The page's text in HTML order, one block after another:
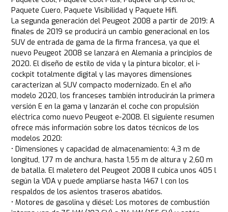
Paquete Cuero, Paquete Visibilidad y Paquete Hifi.
La segunda generación del Peugeot 2008 a partir de 2019: A
finales de 2019 se producirá un cambio generacional en los
SUV de entrada de gama de la firma francesa, ya que el
nuevo Peugeot 2008 se lanzará en Alemania a principios de
2020. El diseño de estilo de vida y la pintura bicolor, el i-
cockpit totalmente digital y las mayores dimensiones
caracterizan al SUV compacto modernizado. En el año
modelo 2020, los franceses también introducirán la primera
versión E en la gama y lanzarán el coche con propulsión
eléctrica como nuevo Peugeot e-2008. El siguiente resumen
ofrece más información sobre los datos técnicos de los
modelos 2020:
• Dimensiones y capacidad de almacenamiento: 4,3 m de
longitud, 1,77 m de anchura, hasta 1,55 m de altura y 2,60 m
de batalla. El maletero del Peugeot 2008 II cubica unos 405 l
según la VDA y puede ampliarse hasta 1467 l con los
respaldos de los asientos traseros abatidos.
• Motores de gasolina y diésel: Los motores de combustión